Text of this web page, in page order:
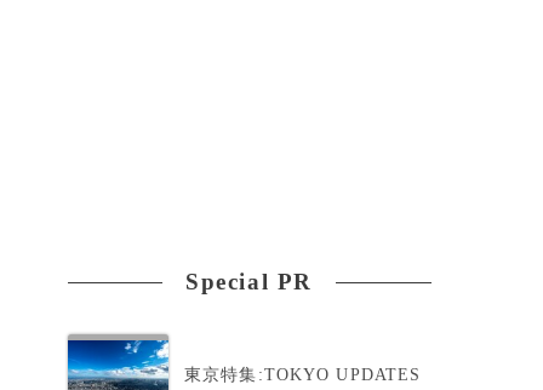
Special PR
東京特集:TOKYO UPDATES